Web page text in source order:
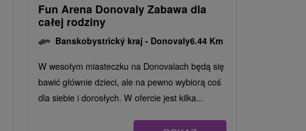
Fun Arena Donovaly Zabawa dla
całej rodziny
Banskobystrický kraj - Donovaly6.44 Km
W wesołym miasteczku na Donovalach będą się
bawić głównie dzieci, ale na pewno wybiorą coś
dla siebie i dorosłych. W ofercie jest kilka...